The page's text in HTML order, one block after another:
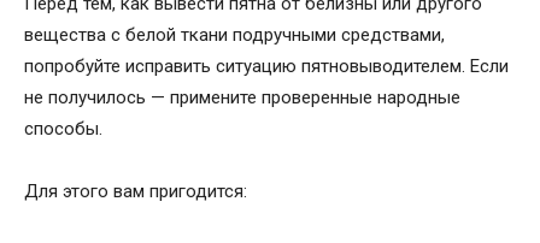
вещества с белой ткани подручными средствами,
попробуйте исправить ситуацию пятновыводителем. Если
не получилось — примените проверенные народные
способы.
Для этого вам пригодится: